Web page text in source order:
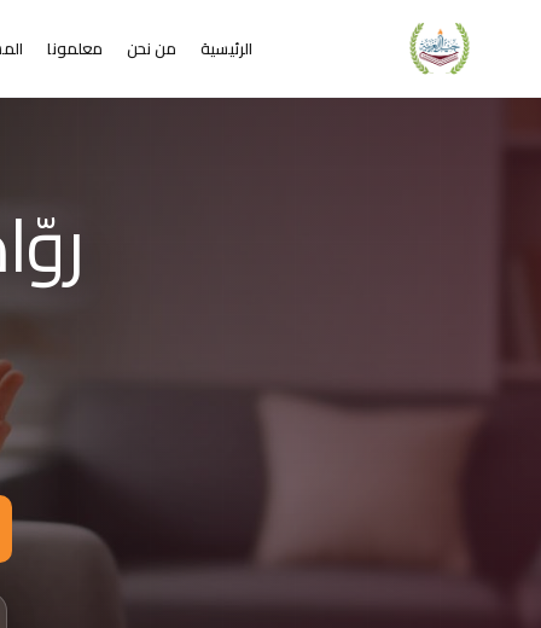
الرئيسية من نحن معلمونا
أكاديمية جيل العربية – Jeel Alarabiya Academy
تفاصيل الدراسة
الفئات العمرية المستهدفة: من 4 سنوات حتى البالغين
اللغات المستخدمة في التدريس: العربية، التركية، الإنجليزية، الفرنسية
المستويات: مبتدئ، أساسي، متوسط، متقدم
الشريحة 2 من 4: التعلم عن بُعد خير من البعد عن التعليم